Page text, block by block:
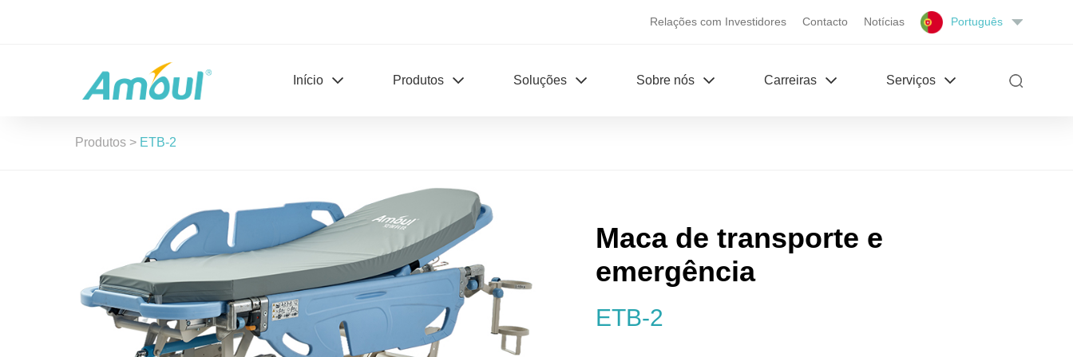
Relações com Investidores Contacto Notícias Português
Início Produtos Soluções Sobre nós Carreiras Serviços
Produtos > ETB-2
Maca de transporte e
emergência
ETB-2